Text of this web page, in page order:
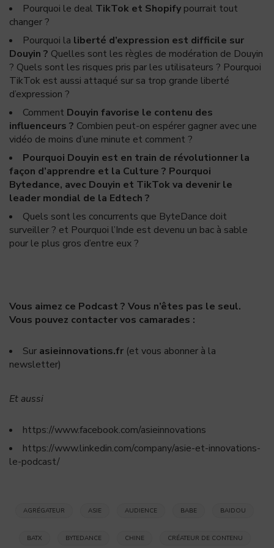
Pourquoi le deal TikTok et Shopify pourrait tout
changer ?
Pourquoi la liberté d’expression est difficile sur
Douyin ? Quelles sont les règles de modération de Douyin
? Quels sont les risques pris par les utilisateurs ? Pourquoi
TikTok est aussi attaqué sur sa trop grande liberté
d’expression ?
Comment Douyin favorise le contenu des
influenceurs ? Combien peut-on espérer gagner avec une
vidéo de moins d’une minute et comment ?
Pourquoi Douyin est en train de révolutionner la
façon d’apprendre et la Culture ? Pourquoi
Bytedance, avec Douyin et TikTok va devenir le
leader mondial de la Edtech ?
Quels sont les concurrents que ByteDance doit
surveiller ? et Pourquoi l’Inde est devenu un bac à sable
pour le plus gros d’entre eux ?
Vous aimez ce Podcast ? Vous n’êtes pas le seul.
Vous pouvez contacter vos camarades :
Sur asieinnovations.fr (et vous abonner à la
newsletter)
Et aussi
https://www.facebook.com/asieinnovations
https://www.linkedin.com/company/asie-et-innovations-
le-podcast/
AGRÉGATEUR ASIE AUDIENCE BABE BAIDOU
BATX BYTEDANCE CHINE CRÉATEUR DE CONTENU